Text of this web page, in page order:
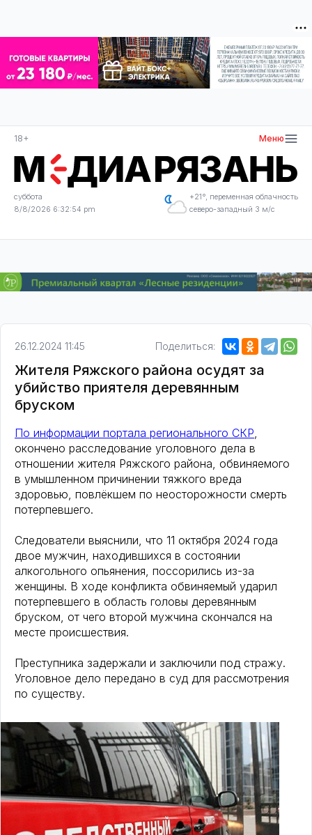
18+ Меню
суббота
8/8/2026 6:32:55 pm
+21°, переменная облачность
северо-западный 3 м/с
26.12.2024 11:45 Поделиться:
Жителя Ряжского района осудят за
убийство приятеля деревянным
бруском
По информации портала регионального СКР,
окончено расследование уголовного дела в
отношении жителя Ряжского района, обвиняемого
в умышленном причинении тяжкого вреда
здоровью, повлёкшем по неосторожности смерть
потерпевшего.
Следователи выяснили, что 11 октября 2024 года
двое мужчин, находившихся в состоянии
алкогольного опьянения, поссорились из-за
женщины. В ходе конфликта обвиняемый ударил
потерпевшего в область головы деревянным
бруском, от чего второй мужчина скончался на
месте происшествия.
Преступника задержали и заключили под стражу.
Уголовное дело передано в суд для рассмотрения
по существу.